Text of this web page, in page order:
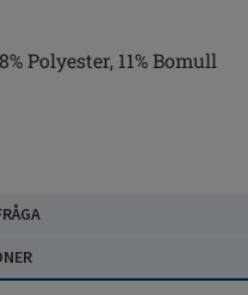
Polyester, 11% Bomull